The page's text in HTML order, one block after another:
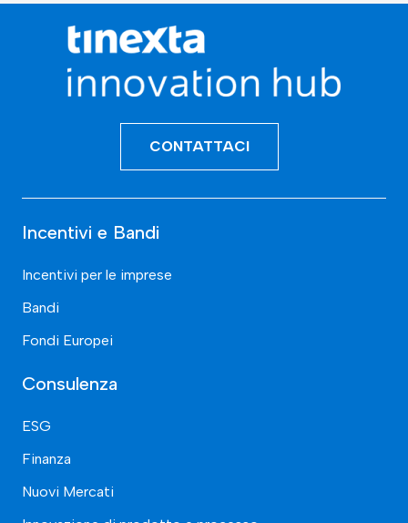
CONTATTACI
Incentivi e Bandi
Incentivi per le imprese
Bandi
Fondi Europei
Consulenza
ESG
Finanza
Nuovi Mercati